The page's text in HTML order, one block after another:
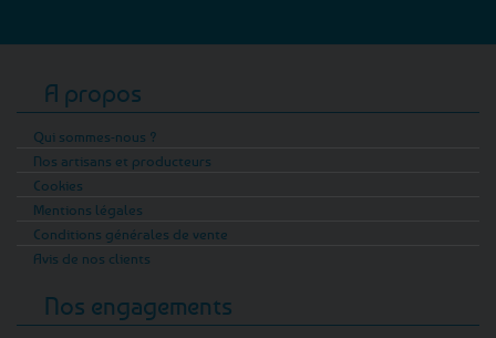
A propos
Qui sommes-nous ?
Nos artisans et producteurs
Cookies
Mentions légales
Conditions générales de vente
Avis de nos clients
Nos engagements